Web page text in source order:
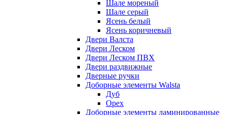
Шале мореный
Шале серый
Ясень белый
Ясень коричневый
Двери Валста
Двери Леском
Двери Леском ПВХ
Двери раздвижные
Дверные ручки
Доборные элементы Walsta
Дуб
Орех
Доборные элементы ламинированные